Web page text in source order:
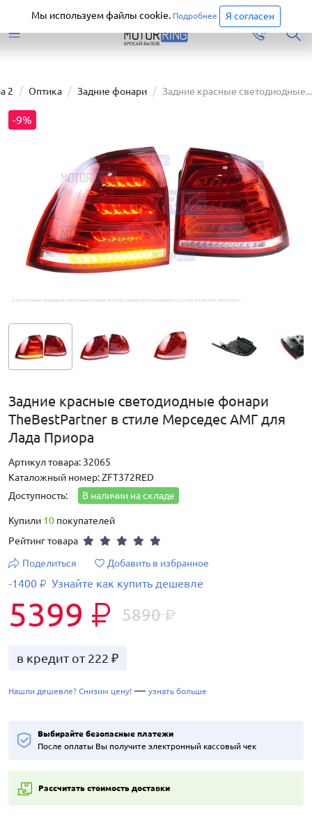
Перейти
2 Оптика Задние фонари Задние красные светодиодные...
-9%
Задние красные светодиодные фонари
TheBestPartner в стиле Мерседес АМГ для
Лада Приора
Артикул товара: 32065
Каталожный номер: ZFT372RED
Доступность:
В наличии на складе
Купили 10 покупателей
Рейтинг товара
Поделиться
Добавить в избранное
-1400 ₽ Узнайте как купить дешевле
5399 ₽ 5890₽
в кредит от 222 ₽
Нашли дешевле? Снизим цену! — узнать больше
Выбирайте безопасные платежи
После оплаты Вы получите электронный кассовый чек
Рассчитать стоимость доставки
Мы используем файлы cookie. Подробнее Я согласен